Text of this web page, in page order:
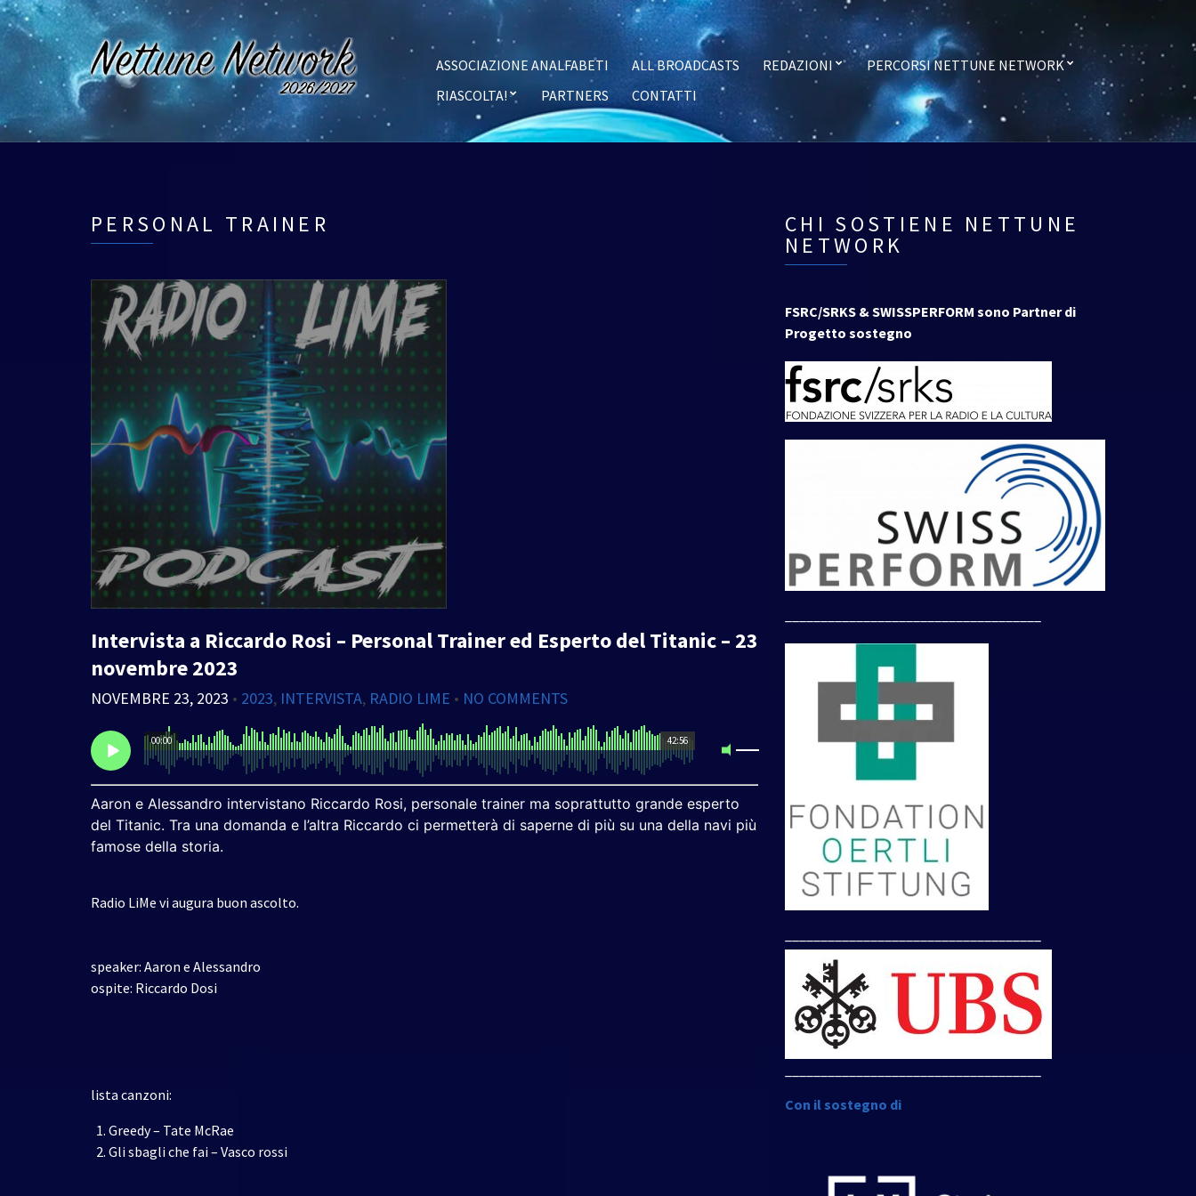
ASSOCIAZIONE ANALFABETI ALL BROADCASTS REDAZIONI
PERCORSI NETTUNE NETWORK
RIASCOLTA!
PARTNERS CONTATTI
PERSONAL TRAINER
Intervista a Riccardo Rosi – Personal Trainer ed Esperto del Titanic – 23
novembre 2023
NOVEMBRE 23, 2023 • 2023, INTERVISTA, RADIO LIME • NO COMMENTS
42:56
00:00
Aaron e Alessandro intervistano Riccardo Rosi, personale trainer ma soprattutto grande esperto
del Titanic. Tra una domanda e l’altra Riccardo ci permetterà di saperne di più su una della navi più
famose della storia.
Radio LiMe vi augura buon ascolto.
speaker: Aaron e Alessandro
ospite: Riccardo Dosi
lista canzoni:
Greedy – Tate McRae
Gli sbagli che fai – Vasco rossi
CHI SOSTIENE NETTUNE
NETWORK
FSRC/SRKS & SWISSPERFORM sono Partner di
Progetto sostegno
Con il sostegno di